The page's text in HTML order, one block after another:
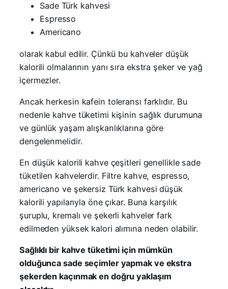
Sade Türk kahvesi
Espresso
Americano
olarak kabul edilir. Çünkü bu kahveler düşük
kalorili olmalarının yanı sıra ekstra şeker ve yağ
içermezler.
Ancak herkesin kafein toleransı farklıdır. Bu
nedenle kahve tüketimi kişinin sağlık durumuna
ve günlük yaşam alışkanlıklarına göre
dengelenmelidir.
En düşük kalorili kahve çeşitleri genellikle sade
tüketilen kahvelerdir. Filtre kahve, espresso,
americano ve şekersiz Türk kahvesi düşük
kalorili yapılarıyla öne çıkar. Buna karşılık
şuruplu, kremalı ve şekerli kahveler fark
edilmeden yüksek kalori alımına neden olabilir.
Sağlıklı bir kahve tüketimi için mümkün
olduğunca sade seçimler yapmak ve ekstra
şekerden kaçınmak en doğru yaklaşım